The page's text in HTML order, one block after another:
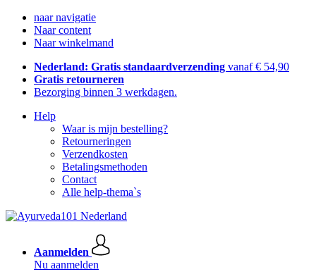
naar navigatie
Naar content
Naar winkelmand
Nederland: Gratis standaardverzending vanaf € 54,90
Gratis retourneren
Bezorging binnen 3 werkdagen.
Help
Waar is mijn bestelling?
Retourneringen
Verzendkosten
Betalingsmethoden
Contact
Alle help-thema`s
Aanmelden
Nu aanmelden